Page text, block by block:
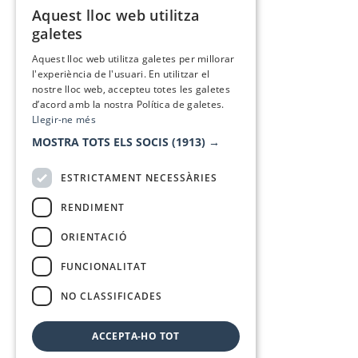
Aquest lloc web utilitza
galetes
Aquest lloc web utilitza galetes per millorar
l'experiència de l'usuari. En utilitzar el
nostre lloc web, accepteu totes les galetes
d’acord amb la nostra Política de galetes.
Llegir-ne més
MOSTRA TOTS ELS SOCIS (1913) →
ESTRICTAMENT NECESSÀRIES
RENDIMENT
ORIENTACIÓ
FUNCIONALITAT
NO CLASSIFICADES
ACCEPTA-HO TOT